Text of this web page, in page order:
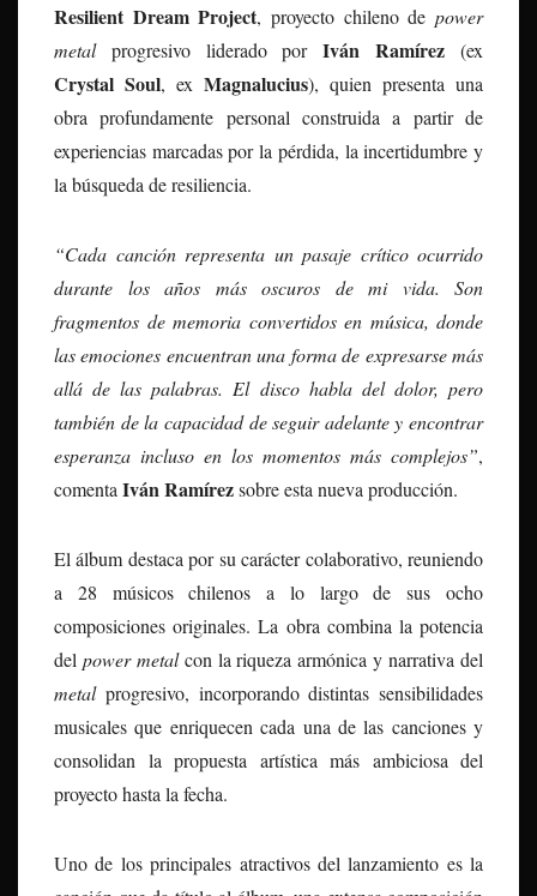
Resilient Dream Project, proyecto chileno depower
metalprogresivo liderado porIván Ramírez (ex
Crystal Soul, ex Magnalucius), quien presenta una
obra profundamente personal construida a partir de
experiencias marcadas por la pérdida, la incertidumbre y
la búsqueda de resiliencia.
“Cada canción representa un pasaje crítico ocurrido
durante los años más oscuros de mi vida. Son
fragmentos de memoria convertidos en música, donde
las emociones encuentran una forma de expresarse más
allá de las palabras. El disco habla del dolor, pero
también de la capacidad de seguir adelante y encontrar
esperanza incluso en los momentos más complejos”,
comenta Iván Ramírezsobre esta nueva producción.
El álbum destaca por su carácter colaborativo, reuniendo
a 28 músicos chilenos a lo largo de sus ocho
composiciones originales. La obra combina la potencia
del power metalcon la riqueza armónica y narrativa del
metalprogresivo, incorporando distintas sensibilidades
musicales que enriquecen cada una de las canciones y
consolidan la propuesta artística más ambiciosa del
proyecto hasta la fecha.
Uno de los principales atractivos del lanzamiento es la